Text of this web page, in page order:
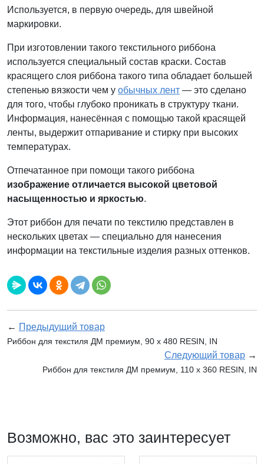
Используется, в первую очередь, для швейной
маркировки.
При изготовлении такого текстильного риббона
используется специальный состав краски. Состав
красящего слоя риббона такого типа обладает большей
степенью вязкости чем у обычных лент — это сделано
для того, чтобы глубоко проникать в структуру ткани.
Информация, нанесённая с помощью такой красящей
ленты, выдержит отпаривание и стирку при высоких
температурах.
Отпечатанное при помощи такого риббона
изображение отличается высокой цветовой
насыщенностью и яркостью.
Этот риббон для печати по текстилю представлен в
нескольких цветах — специально для нанесения
информации на текстильные изделия разных оттенков.
← Предыдущий товар
Риббон для текстиля ДМ премиум, 90 x 480 RESIN, IN
Следующий товар →
Риббон для текстиля ДМ премиум, 110 х 360 RESIN, IN
Возможно, вас это заинтересует